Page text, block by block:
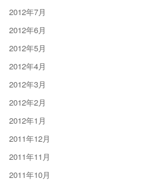
2012年7月
2012年6月
2012年5月
2012年4月
2012年3月
2012年2月
2012年1月
2011年12月
2011年11月
2011年10月